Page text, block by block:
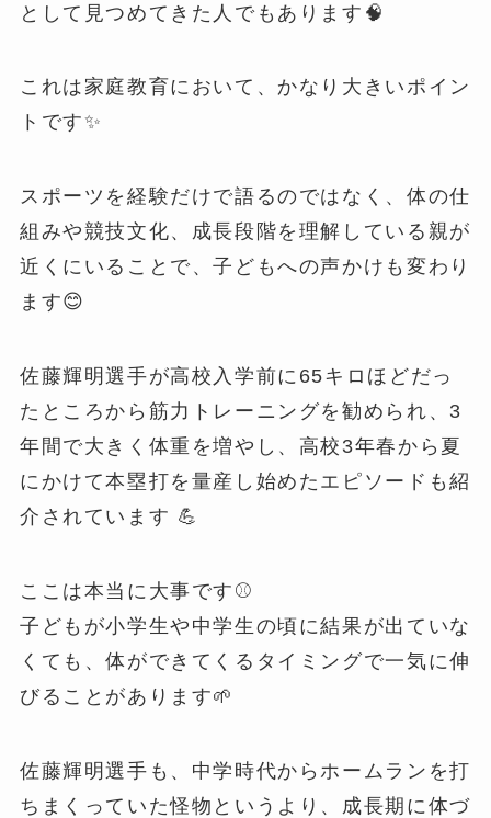
として見つめてきた人でもあります🧠
これは家庭教育において、かなり大きいポイン
トです✨
スポーツを経験だけで語るのではなく、体の仕
組みや競技文化、成長段階を理解している親が
近くにいることで、子どもへの声かけも変わり
ます😊
佐藤輝明選手が高校入学前に65キロほどだっ
たところから筋力トレーニングを勧められ、3
年間で大きく体重を増やし、高校3年春から夏
にかけて本塁打を量産し始めたエピソードも紹
介されています 💪
ここは本当に大事です⚾️
子どもが小学生や中学生の頃に結果が出ていな
くても、体ができてくるタイミングで一気に伸
びることがあります🌱
佐藤輝明選手も、中学時代からホームランを打
ちまくっていた怪物というより、成長期に体づ